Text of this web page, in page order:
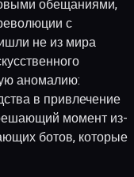
обещаниями,
с
не из мира
аномалию:
в привлечение
момент из-
ботов, которые